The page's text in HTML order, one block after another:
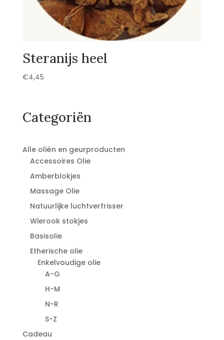
Steranijs heel
€4,45
Categoriën
Alle oliën en geurproducten
Accessoires Olie
Amberblokjes
Massage Olie
Natuurlijke luchtverfrisser
Wierook stokjes
Basisolie
Etherische olie
Enkelvoudige olie
A-G
H-M
N-R
S-Z
Cadeau